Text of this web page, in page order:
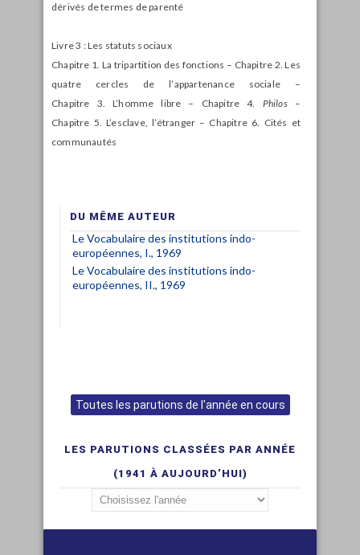
dérivés de termes de parenté
Livre 3 : Les statuts sociaux
Chapitre 1. La tripartition des fonctions – Chapitre 2. Les
quatre cercles de l’appartenance sociale –
Chapitre 3. L’homme libre – Chapitre 4. Philos–
Chapitre 5. L’esclave, l’étranger – Chapitre 6. Cités et
communautés
DU MÊME AUTEUR
Le Vocabulaire des institutions indo-
européennes, I., 1969
Le Vocabulaire des institutions indo-
européennes, II., 1969
Toutes les parutions de l'année en cours
LES PARUTIONS CLASSÉES PAR ANNÉE
(1941 À AUJOURD’HUI)